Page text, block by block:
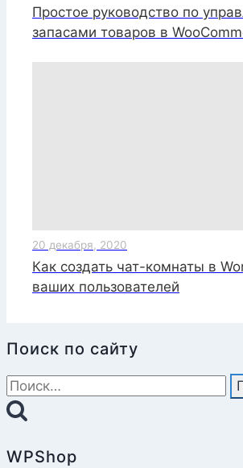
Простое руководство по
запасами товаров в
20 декабря, 2020
Как создать чат-комнаты в
ваших пользователей
Поиск по сайту
Найти:
WPShop